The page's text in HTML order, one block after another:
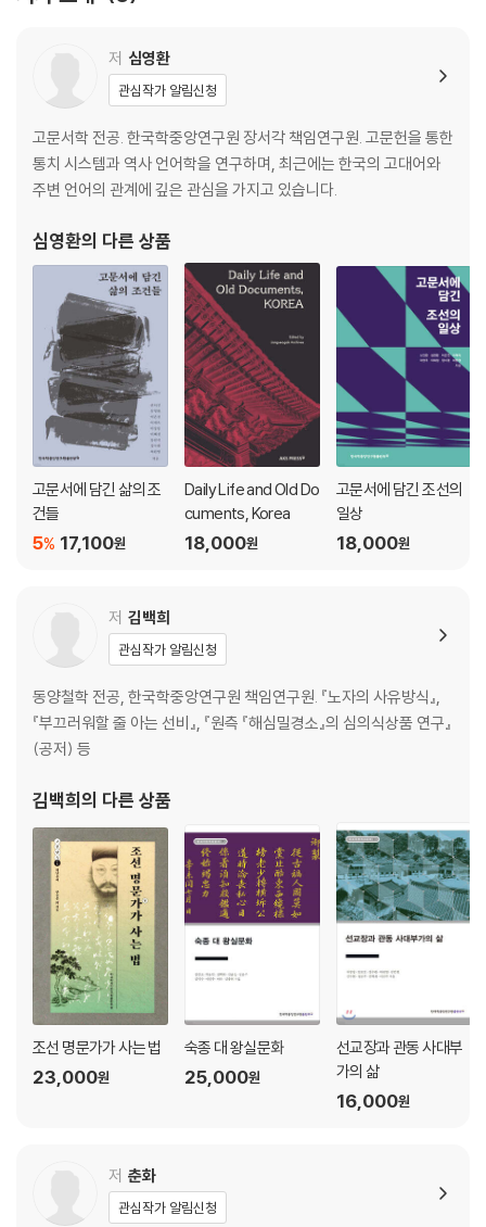
청대 유불도 관련 문헌 판본 연구 · 춘화
1. 청대 사서의 만주어와 몽골어 판본
2. 『음즐문』 만주어·몽골어 판본
저 심영환
관심작가 알림신청
고문서학 전공. 한국학중앙연구원 장서각 책임연구원. 고문헌을 통한
통치 시스템과 역사 언어학을 연구하며, 최근에는 한국의 고대어와
주변 언어의 관계에 깊은 관심을 가지고 있습니다.
심영환의 다른 상품
고문서에 담긴 삶의 조
건들
17,100원
5%
Daily Life and Old Do
cuments, Korea
18,000원
고문서에 담긴 조선의
일상
18,000원
저 김백희
관심작가 알림신청
동양철학 전공, 한국학중앙연구원 책임연구원. 『노자의 사유방식』,
『부끄러워할 줄 아는 선비』, 『원측 『해심밀경소』의 심의식상품 연구』
(공저) 등
김백희의 다른 상품
조선 명문가가 사는 법
23,000원
숙종 대 왕실문화
25,000원
선교장과 관동 사대부
가의 삶
16,000원
저 춘화
관심작가 알림신청